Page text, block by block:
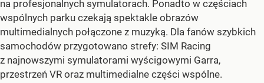
na profesjonalnych symulatorach. Ponadto w częściach
wspólnych parku czekają spektakle obrazów
multimedialnych połączone z muzyką. Dla fanów szybkich
samochodów przygotowano strefy: SIM Racing
z najnowszymi symulatorami wyścigowymi Garra,
przestrzeń VR oraz multimedialne części wspólne.